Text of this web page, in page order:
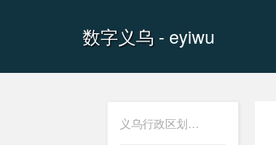
数字义乌 - eyiwu
义乌行政区划介绍